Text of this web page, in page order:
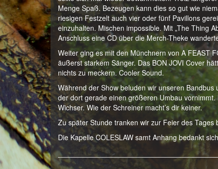
Menge Spaß. Bezeugen kann dies so gut wie
riesigen Festzelt auch vier oder fünf Pavillons
einzuhalten. Mischen impossible. Mit „The Thing
Anschluss eine CD über die Merch-Theke
Weiter ging es mit den Münchnern von A FEAST
äußerst starkem Sänger. Das BON JOVI Cover
nichts zu meckern. Cooler Sound.
Während der Show beluden wir unseren
der dort gerade einen größeren Umbau
Wichser. Wie der Schreiner macht’s dir keiner.
Zu später Stunde tranken wir zur Feier des
Die Kapelle COLESLAW samt Anhang bedankt